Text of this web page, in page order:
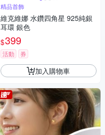
精品首飾
維克維娜 水鑽四角星 925純銀
耳環 銀色
$399
活動 券
加入購物車